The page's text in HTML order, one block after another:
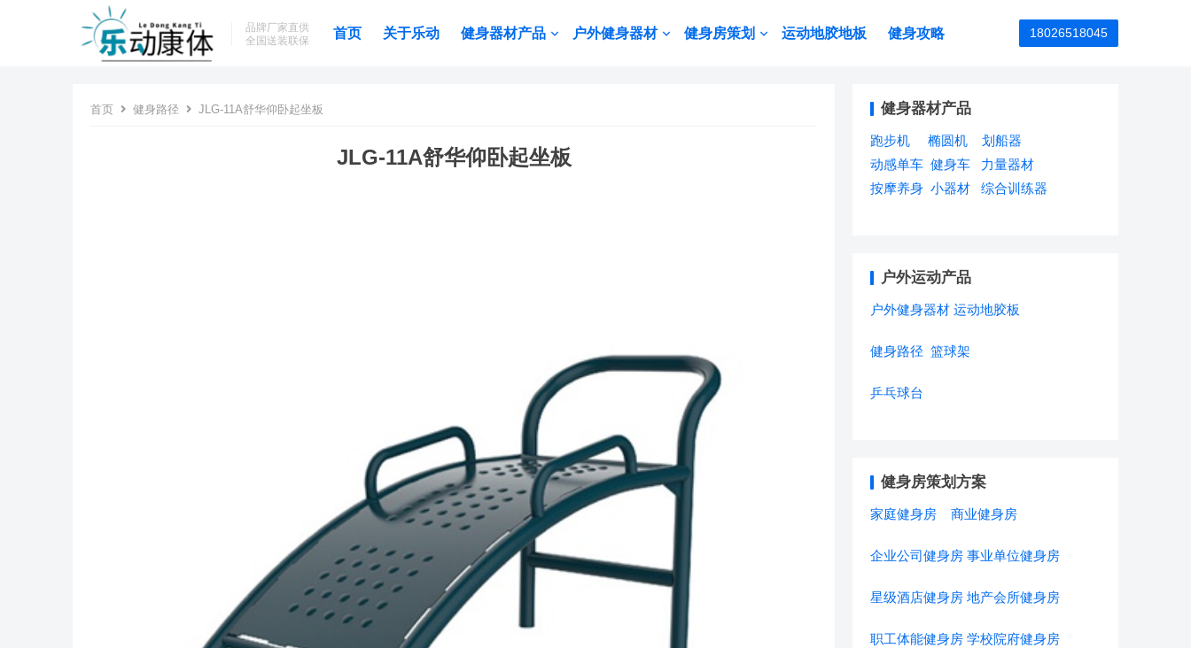
品牌厂家直供
全国送装联保
首页 关于乐动 健身器材产品 户外健身器材 健身房策划 运动地胶地板 健身攻略 18026518045
首页 健身路径 JLG-11A舒华仰卧起坐板
JLG-11A舒华仰卧起坐板
健身器材产品
跑步机 椭圆机
划船器
动感单车 健身车
力量器材
按摩养身 小器材 综合训练器
户外运动产品
户外健身器材 运动地胶板
健身路径 篮球架
乒乓球台
健身房策划方案
家庭健身房 商业健身房
企业公司健身房 事业单位健身房
星级酒店健身房 地产会所健身房
职工体能健身房 学校院府健身房